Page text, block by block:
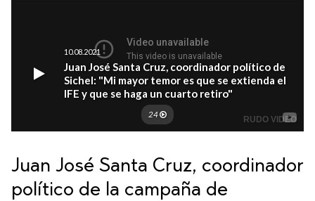
Juan José Santa Cruz, coordinador
político de la campaña de